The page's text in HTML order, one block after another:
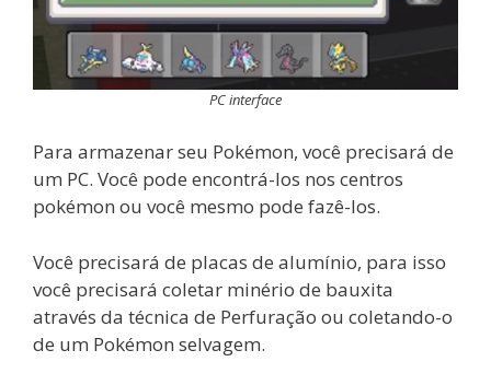
PC interface
Para armazenar seu Pokémon, você precisará de
um PC. Você pode encontrá-los nos centros
pokémon ou você mesmo pode fazê-los.
Você precisará de placas de alumínio, para isso
você precisará coletar minério de bauxita
através da técnica de Perfuração ou coletando-o
de um Pokémon selvagem.